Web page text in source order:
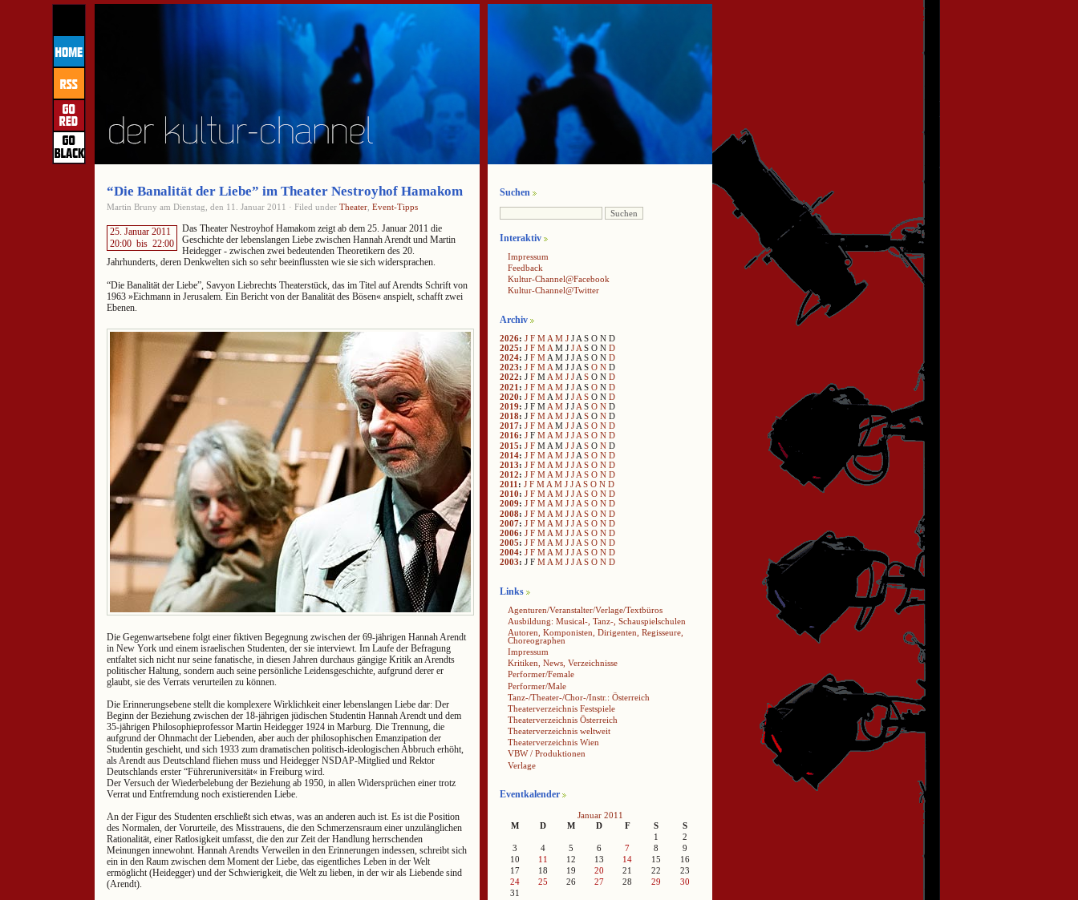
“Die Banalität der Liebe” im Theater Nestroyhof Hamakom
Martin Bruny am Dienstag, den 11. Januar 2011 · Filed under Theater Event-Tipps
25. Januar 2011
20:00 bis 22:00
Das Theater Nestroyhof Hamakom zeigt ab dem 25. Januar 2011 die
Geschichte der lebenslangen Liebe zwischen Hannah Arendt und Martin
Heidegger - zwischen zwei bedeutenden Theoretikern des 20.
Jahrhunderts, deren Denkwelten sich so sehr beeinflussten wie sie sich widersprachen.
“Die Banalität der Liebe”, Savyon Liebrechts Theaterstück, das im Titel auf Arendts Schrift von
1963 »Eichmann in Jerusalem. Ein Bericht von der Banalität des Bösen« anspielt, schafft zwei
Ebenen.
Die Gegenwartsebene folgt einer fiktiven Begegnung zwischen der 69-jährigen Hannah Arendt
in New York und einem israelischen Studenten, der sie interviewt. Im Laufe der Befragung
entfaltet sich nicht nur seine fanatische, in diesen Jahren durchaus gängige Kritik an Arendts
politischer Haltung, sondern auch seine persönliche Leidensgeschichte, aufgrund derer er
glaubt, sie des Verrats verurteilen zu können.
Die Erinnerungsebene stellt die komplexere Wirklichkeit einer lebenslangen Liebe dar: Der
Beginn der Beziehung zwischen der 18-jährigen jüdischen Studentin Hannah Arendt und dem
35-jährigen Philosophieprofessor Martin Heidegger 1924 in Marburg. Die Trennung, die
aufgrund der Ohnmacht der Liebenden, aber auch der philosophischen Emanzipation der
Studentin geschieht, und sich 1933 zum dramatischen politisch-ideologischen Abbruch erhöht,
als Arendt aus Deutschland fliehen muss und Heidegger NSDAP-Mitglied und Rektor
Deutschlands erster “Führeruniversität« in Freiburg wird.
Der Versuch der Wiederbelebung der Beziehung ab 1950, in allen Widersprüchen einer trotz
Verrat und Entfremdung noch existierenden Liebe.
An der Figur des Studenten erschließt sich etwas, was an anderen auch ist. Es ist die Position
des Normalen, der Vorurteile, des Misstrauens, die den Schmerzensraum einer unzulänglichen
Rationalität, einer Ratlosigkeit umfasst, die den zur Zeit der Handlung herrschenden
Meinungen innewohnt. Hannah Arendts Verweilen in den Erinnerungen indessen, schreibt sich
ein in den Raum zwischen dem Moment der Liebe, das eigentliches Leben in der Welt
ermöglicht (Heidegger) und der Schwierigkeit, die Welt zu lieben, in der wir als Liebende sind
(Arendt).
Suchen
Interaktiv
Impressum
Feedback
Kultur-Channel@Facebook
Kultur-Channel@Twitter
Archiv
2026: J F M A M J J A S O N D
2025: J F M A M J J A S O N D
2024: J F M A M J J A S O N D
2023: J F M A M J J A S O N D
2022: J F MA M J JA S O N D
2021 : J F M A M J J A S O N D
2020: J F M A M J J A S O N D
2019: J F M A M J J A S O N D
2018: J F M A M J J A S O N D
2017: J F M A M J J A S O N D
2016: J F M A M J J A S O N D
2015: J F M A M J J A S O N D
2014: J F M A M J J A S O N D
2013: J F M A M J J A S O N D
2012: J F M A M J J A S O N D
2011 : J F M A M J J A S O N D
2010: J F M A M J J A S O N D
2009: J F MA M J JA S O N D
2008: J F M A M J J A S O N D
2007: J F M A M J J A S O N D
2006: J F M A M J J A S O N D
2005: J F M A M J J A S O N D
2004: J F M A M J J A S O N D
2003: J F M A M J J A S O N D
Links
Agenturen/Veranstalter/Verlage/Textbüros
Ausbildung: Musical-, Tanz-, Schauspielschulen
Autoren, Komponisten, Dirigenten, Regisseure,
Choreographen
Impressum
Kritiken, News, Verzeichnisse
Performer/Female
Performer/Male
Tanz-/Theater-/Chor-/Instr.: Österreich
Theaterverzeichnis Festspiele
Theaterverzeichnis Österreich
Theaterverzeichnis weltweit
Theaterverzeichnis Wien
VBW / Produktionen
Verlage
Eventkalender
Januar 2011
M
D M D F S
S
1
2
3
4 5 6 7 8
9
10
11 12 13 14 15
16
17
18 19 20 21 22
23
24
25 26 27 28 29
30
31